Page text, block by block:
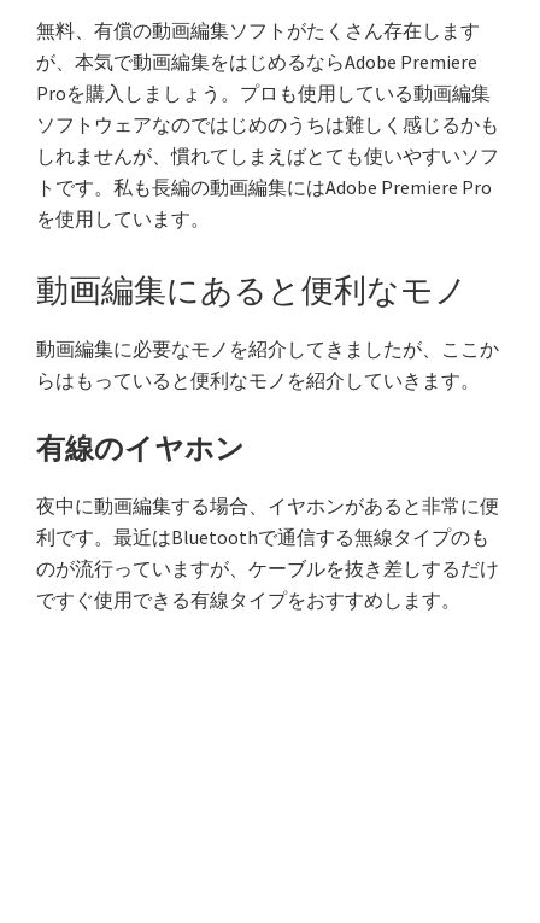
無料、有償の動画編集ソフトがたくさん存在します
が、本気で動画編集をはじめるならAdobe Premiere
Proを購入しましょう。プロも使用している動画編集
ソフトウェアなのではじめのうちは難しく感じるかも
しれませんが、慣れてしまえばとても使いやすいソフ
トです。私も長編の動画編集にはAdobe Premiere Pro
を使用しています。
動画編集にあると便利なモノ
動画編集に必要なモノを紹介してきましたが、ここか
らはもっていると便利なモノを紹介していきます。
有線のイヤホン
夜中に動画編集する場合、イヤホンがあると非常に便
利です。最近はBluetoothで通信する無線タイプのも
のが流行っていますが、ケーブルを抜き差しするだけ
ですぐ使用できる有線タイプをおすすめします。